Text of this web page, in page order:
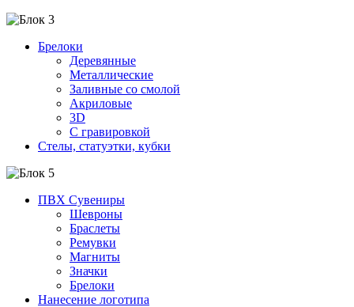
Брелоки
Деревянные
Металлические
Заливные со смолой
Акриловые
3D
C гравировкой
Стелы, статуэтки, кубки
ПВХ Сувениры
Шевроны
Браслеты
Ремувки
Магниты
Значки
Брелоки
Нанесение логотипа